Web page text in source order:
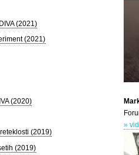
»
(2021)
(2021)
(2020)
(2019)
(2019)